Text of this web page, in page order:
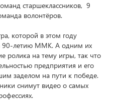
старшеклассников, 9
волонтёров.
которой в этом году
90-летию ММК. А одним их
ролика на тему игры, так что
предприятия и его
заделом на пути к победе.
снимут видео о самых